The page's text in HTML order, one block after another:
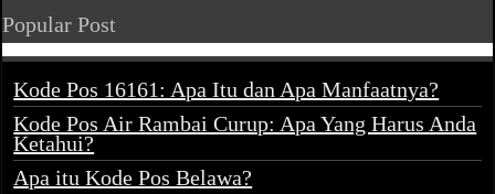
Popular Post
Kode Pos 16161: Apa Itu dan Apa Manfaatnya?
Kode Pos Air Rambai Curup: Apa Yang Harus Anda
Ketahui?
Apa itu Kode Pos Belawa?